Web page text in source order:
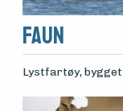
Faun
Lystfartøy,